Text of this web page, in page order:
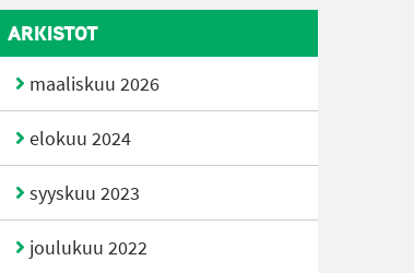
ARKISTOT
maaliskuu 2026
elokuu 2024
syyskuu 2023
joulukuu 2022